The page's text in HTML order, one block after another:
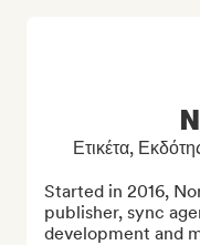
Ετικέτα,
Started in 2016,
publisher, sync
development and